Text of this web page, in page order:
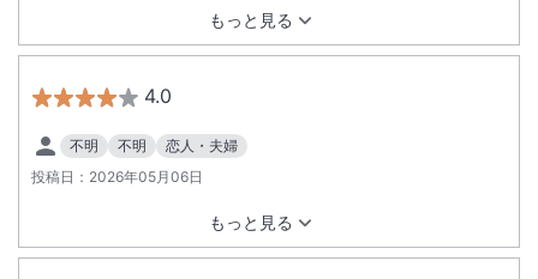
もっと見る
4.0
不明 不明
恋人・夫婦
投稿日： 2026年05月06日
もっと見る